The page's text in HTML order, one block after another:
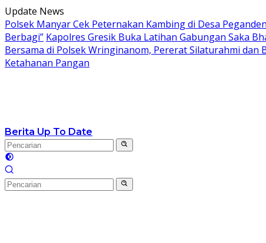
Langsung
ke
konten
Update News
Polsek Manyar Cek Peternakan Kambing di Desa
Berbagi” Kapolres Gresik Buka Latihan Gabungan Saka
Bersama di Polsek Wringinanom, Pererat Silaturahmi dan
Ketahanan Pangan
Berita Up To Date